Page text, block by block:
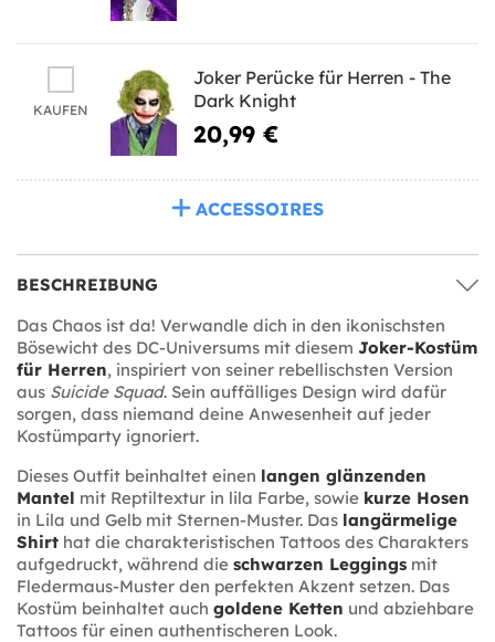
KAUFEN
Joker Perücke für Herren - The
Dark Knight
20,99 €
ACCESSOIRES
BESCHREIBUNG
Das Chaos ist da! Verwandle dich in den ikonischsten
Bösewicht des DC-Universums mit diesem Joker-Kostüm
für Herren, inspiriert von seiner rebellischsten Version
aus Suicide Squad. Sein auffälliges Design wird dafür
sorgen, dass niemand deine Anwesenheit auf jeder
Kostümparty ignoriert.
Dieses Outfit beinhaltet einen langen glänzenden
Mantel mit Reptiltextur in lila Farbe, sowie kurze Hosen
in Lila und Gelb mit Sternen-Muster. Das langärmelige
Shirt hat die charakteristischen Tattoos des Charakters
aufgedruckt, während die schwarzen Leggings mit
Fledermaus-Muster den perfekten Akzent setzen. Das
Kostüm beinhaltet auch goldene Ketten und abziehbare
Tattoos für einen authentischeren Look.